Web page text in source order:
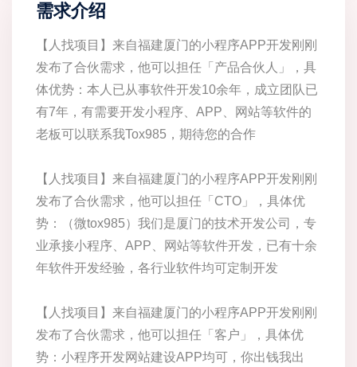
需求介绍
【人找项目】来自福建厦门的小程序APP开发刚刚
发布了合伙需求，他可以担任「产品合伙人」，具
体优势：本人已从事软件开发10余年，成立团队已
有7年，有需要开发小程序、APP、网站等软件的
老板可以联系我Tox985，期待您的合作
【人找项目】来自福建厦门的小程序APP开发刚刚
发布了合伙需求，他可以担任「CTO」，具体优
势：（微tox985）我们是厦门的技术开发公司，专
业承接小程序、APP、网站等软件开发，已有十余
年软件开发经验，各行业软件均可定制开发
【人找项目】来自福建厦门的小程序APP开发刚刚
发布了合伙需求，他可以担任「客户」，具体优
势：小程序开发网站建设APP均可，你出钱我出